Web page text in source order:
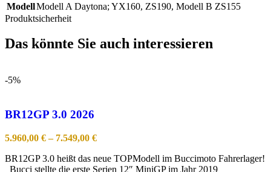
ModellModell A Daytona; YX160, ZS190, Modell B ZS155
Produktsicherheit
Das könnte Sie auch interessieren
-5%
BR12GP 3.0 2026
5.960,00 €– 7.549,00 €
BR12GP 3.0 heißt das neue TOPModell im Buccimoto Fahrerlager!
Bucci stellte die erste Serien 12″ MiniGP im Jahr 2019